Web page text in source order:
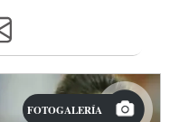
FOTOGALERÍA